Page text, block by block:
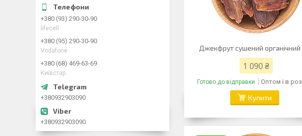
Джекфрут сушений органічний
1 090 ₴
Готово до відправки Оптом і в
Купити
+380 (93) 290-30-90
lifecell
+380 (95) 290-30-90
Vodafone
+380 (68) 469-63-69
Київстар
+380932903090
+380932903090